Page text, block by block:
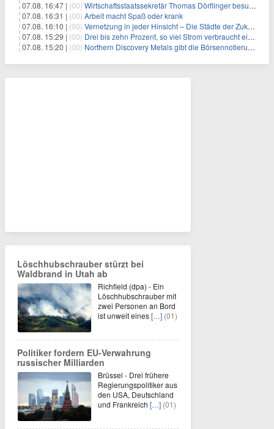
07.08. 16:47 | (00) Wirtschaftsstaatssekretär Thomas Dörflinger besucht Handwerksbetrieb im Kammerbezirk Freiburg
07.08. 16:31 | (00) Arbeit macht Spaß oder krank
07.08. 16:10 | (00) Vernetzung in jeder Hinsicht – Die Städte der Zukunft sind grün-blau
07.08. 15:29 | (00) Drei bis zehn Prozent, so viel Strom verbraucht ein Aufzug im Gebäude
07.08. 15:20 | (00) Northern Discovery Metals gibt die Börsennotierung an der Frankfurter Wertpapierbörse bekannt
Löschhubschrauber stürzt bei
Waldbrand in Utah ab
Richfield (dpa) - Ein
Löschhubschrauber mit
zwei Personen an Bord
ist unweit eines[…] (01)
Politiker fordern EU-Verwahrung
russischer Milliarden
Brüssel - Drei frühere
Regierungspolitiker aus
den USA, Deutschland
und Frankreich […] (01)